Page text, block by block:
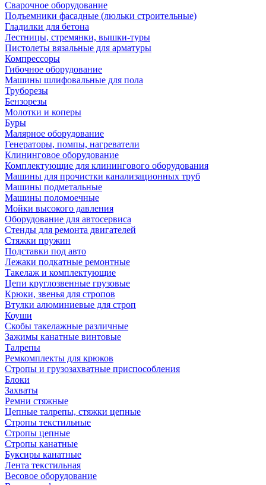
Сварочное оборудование
Подъемники фасадные (люльки строительные)
Гладилки для бетона
Лестницы, стремянки, вышки-туры
Пистолеты вязальные для арматуры
Компрессоры
Гибочное оборудование
Машины шлифовальные для пола
Труборезы
Бензорезы
Молотки и коперы
Буры
Малярное оборудование
Генераторы, помпы, нагреватели
Клининговое оборудование
Комплектующие для клинингового оборудования
Машины для прочистки канализационных труб
Машины подметальные
Машины поломоечные
Мойки высокого давления
Оборудование для автосервиса
Стенды для ремонта двигателей
Стяжки пружин
Подставки под авто
Лежаки подкатные ремонтные
Такелаж и комплектующие
Цепи круглозвенные грузовые
Крюки, звенья для стропов
Втулки алюминиевые для строп
Коуши
Скобы такелажные различные
Зажимы канатные винтовые
Талрепы
Ремкомплекты для крюков
Стропы и грузозахватные приспособления
Блоки
Захваты
Ремни стяжные
Цепные талрепы, стяжки цепные
Стропы текстильные
Стропы цепные
Стропы канатные
Буксиры канатные
Лента текстильная
Весовое оборудование